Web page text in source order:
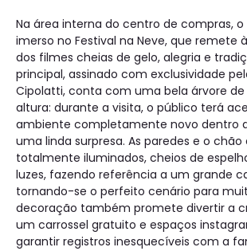
Na área interna do centro de compras,
imerso no Festival na Neve, que remete
dos filmes cheias de gelo, alegria e
principal, assinado com exclusividade
Cipolatti, conta com uma bela árvore de
altura: durante a visita, o público terá
ambiente completamente novo dentro
uma linda surpresa. As paredes e o chão
totalmente iluminados, cheios de
luzes, fazendo referência a um grande
tornando-se o perfeito cenário para
decoração também promete divertir a
um carrossel gratuito e espaços
garantir registros inesquecíveis com a